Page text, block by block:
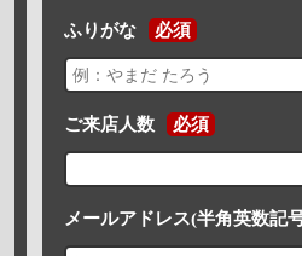
ふりがな 必須
ご来店人数 必須
メールアドレス(半角英数記